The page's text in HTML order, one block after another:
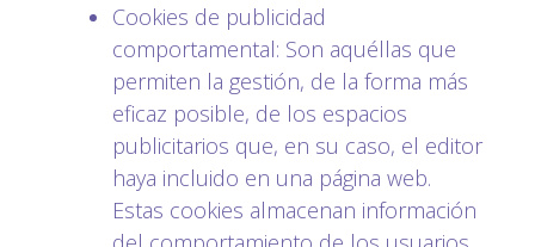
Cookies de publicidad
comportamental: Son aquéllas que
permiten la gestión, de la forma más
eficaz posible, de los espacios
publicitarios que, en su caso, el editor
haya incluido en una página web.
Estas cookies almacenan información